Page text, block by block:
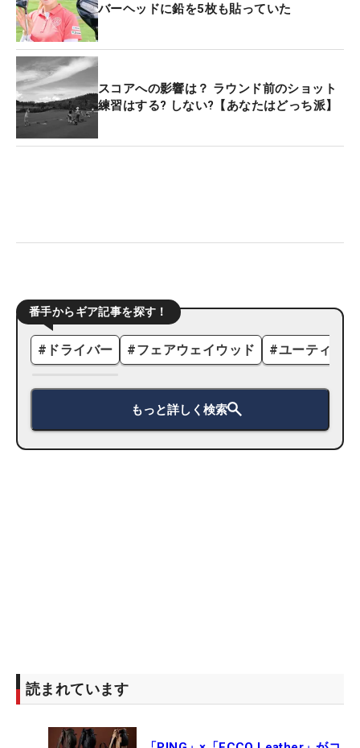
バーヘッドに鉛を5枚も貼っていた
スコアへの影響は？ ラウンド前のショット
練習はする? しない?【あなたはどっち派】
番手からギア記事を探す！
# ドライバー #フェアウェイウッド #ユーティリ
もっと詳しく検索
読まれています